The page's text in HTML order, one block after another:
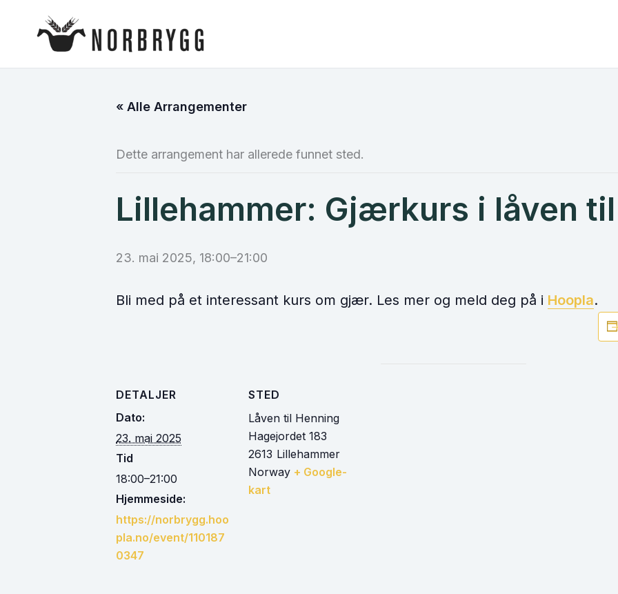
« Alle Arrangementer
Dette arrangement har allerede funnet sted.
Lillehammer: Gjærkurs i låven
23. mai 2025, 18:00–21:00
Bli med på et interessant kurs om gjær. Les mer og meld deg på i Hoopla.
DETALJER
Dato:
23. mai 2025
Tid
18:00–21:00
Hjemmeside:
https://norbrygg.hoo
pla.no/event/110187
0347
STED
Låven til Henning
Hagejordet 183
Lillehammer
2613
Norway + Google-
kart